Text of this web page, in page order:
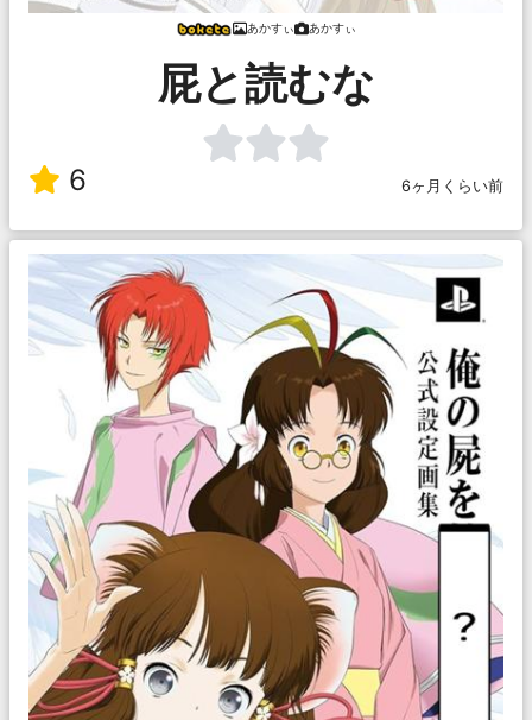
あかすぃ あかすぃ
屁と読むな
6 6ヶ月くらい前